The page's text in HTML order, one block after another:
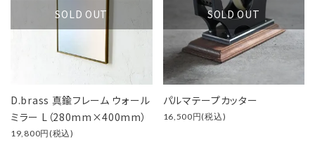
SOLD OUT
D.brass 真鍮フレーム ウォール
ミラー L（280mm×400mm）
19,800円(税込)
SOLD OUT
パルマテープカッター
16,500円(税込)
検索する